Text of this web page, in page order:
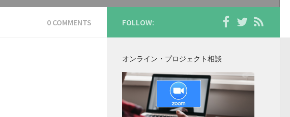
0 COMMENTS FOLLOW:
オンライン・プロジェクト相談